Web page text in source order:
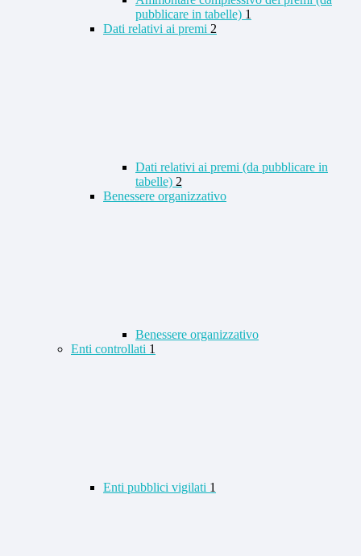
pubblicare in tabelle) 1
Dati relativi ai premi 2
Dati relativi ai premi (da pubblicare in
tabelle) 2
Benessere organizzativo
Benessere organizzativo
Enti controllati 1
Enti pubblici vigilati 1